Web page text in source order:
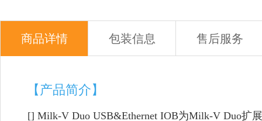
商品详情 包装信息 售后服务
【产品简介】
[] Milk-V Duo USB&Ethernet IOB为Milk-V Duo扩